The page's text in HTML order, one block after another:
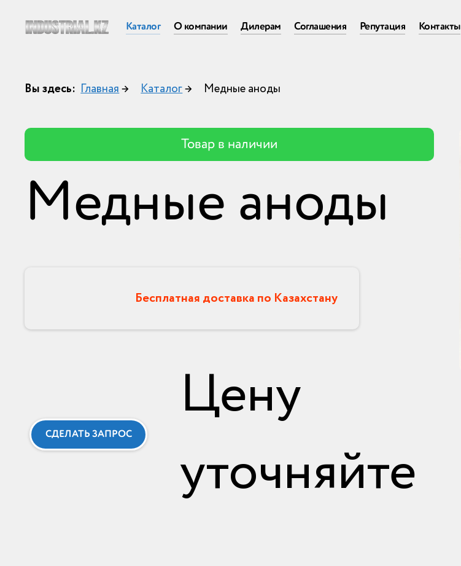
Каталог О компании Дилерам Соглашения Репутация Контакты
Вы здесь:Главная→ Каталог→ Медные аноды
Товар в наличии
Медные аноды
Бесплатная доставка по Казахстану
СДЕЛАТЬ ЗАПРОС
Цену
уточняйте